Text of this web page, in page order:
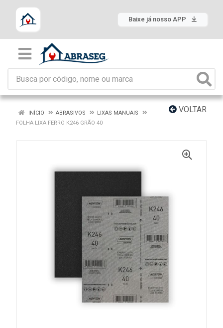
Baixe já nosso APP
VOLTAR
INÍCIO ABRASIVOS
LIXAS MANUAIS
FOLHA LIXA FERRO K246 GRÃO 40